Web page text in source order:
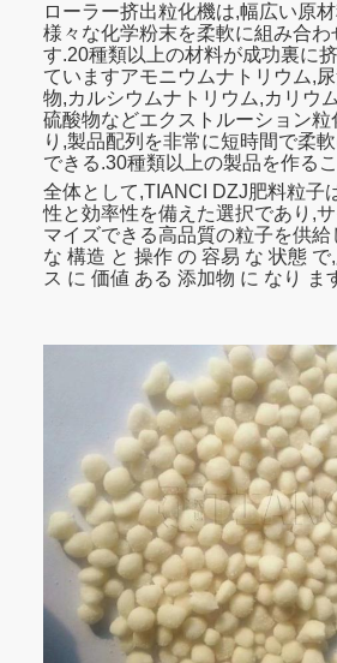
ロー
ラー
サイ
ズ
Φ150×220
飼料
の大
きさ
¥0.5mm ¥0.5mm
完成
粒子
Φ2.5~Φ10
材料
の湿
度
2%~5% 2%~5%
ローラー挤出粒化機は,幅広い原
様々な化学粉末を柔軟に組み合わ
す.20種類以上の材料が成功裏に
ていますアモニウムナトリウム,
物,カルシウムナトリウム,カリウ
硫酸物などエクストルーション粒
り,製品配列を非常に短時間で柔
できる.30種類以上の製品を作る
全体として,TIANCI DZJ肥料粒子
性と効率性を備えた選択であり,
マイズできる高品質の粒子を供給
な 構造 と 操作 の 容易 な 状態
ス に 価値 ある 添加物 に なり ま